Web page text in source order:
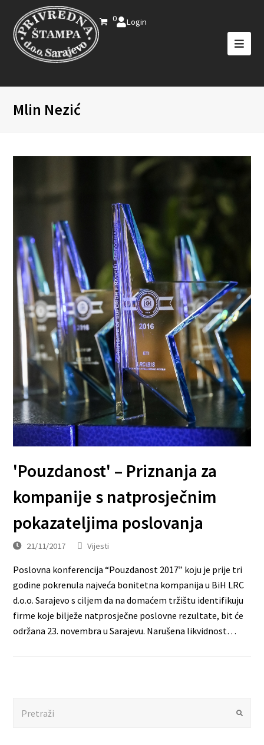
0 Login
Mlin Nezić
'Pouzdanost' – Priznanja za
kompanije s natprosječnim
pokazateljima poslovanja
21/11/2017 Vijesti
Poslovna konferencija “Pouzdanost 2017” koju je prije tri
godine pokrenula najveća bonitetna kompanija u BiH LRC
d.o.o. Sarajevo s ciljem da na domaćem tržištu identifikuju
firme koje bilježe natprosječne poslovne rezultate, bit će
održana 23. novembra u Sarajevu. Narušena likvidnost…